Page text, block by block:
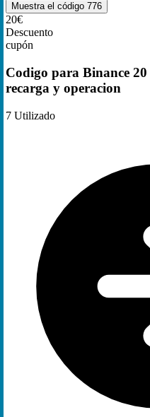
Muestra el código 776
20€
Descuento
cupón
Codigo para Binance
recarga y operacion
7 Utilizado